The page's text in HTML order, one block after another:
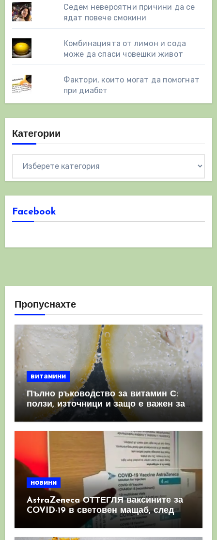
Седем невероятни причини да се
ядат повече смокини
Комбинацията от лимон и сода
може да спаси човешки живот
Фактори, които могат да помогнат
при диабет
Категории
Facebook
Пропуснахте
витамини
Пълно ръководство за витамин С:
ползи, източници и защо е важен за
имунната система
новини
AstraZeneca ОТТЕГЛЯ ваксините за
COVID-19 в световен мащаб, след
като призна, че те причиняват